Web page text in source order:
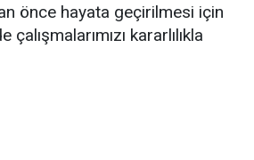
önce hayata geçirilmesi için
kararlılıkla